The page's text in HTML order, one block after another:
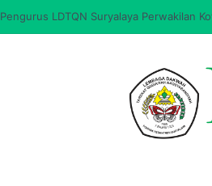
Pengurus LDTQN Suryalaya Perwakilan